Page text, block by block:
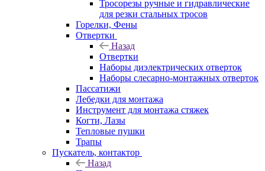
Тросорезы ручные и гидравлические
для резки стальных тросов
Горелки, Фены
Отвертки
Назад
Отвертки
Наборы диэлектрических отверток
Наборы слесарно-монтажных отверток
Пассатижи
Лебедки для монтажа
Инструмент для монтажа стяжек
Когти, Лазы
Тепловые пушки
Трапы
Пускатель, контактор
Назад